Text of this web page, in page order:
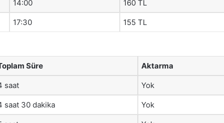
14:00 160 TL
17:30 155 TL
Süre Aktarma
saat Yok
saat 30 dakika Yok